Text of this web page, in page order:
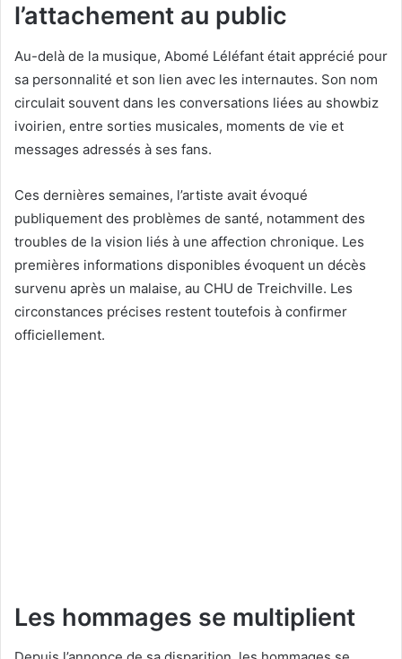
l’attachement au public
Au-delà de la musique, Abomé Léléfant était apprécié pour
sa personnalité et son lien avec les internautes. Son nom
circulait souvent dans les conversations liées au showbiz
ivoirien, entre sorties musicales, moments de vie et
messages adressés à ses fans.
Ces dernières semaines, l’artiste avait évoqué
publiquement des problèmes de santé, notamment des
troubles de la vision liés à une affection chronique. Les
premières informations disponibles évoquent un décès
survenu après un malaise, au CHU de Treichville. Les
circonstances précises restent toutefois à confirmer
officiellement.
Les hommages se multiplient